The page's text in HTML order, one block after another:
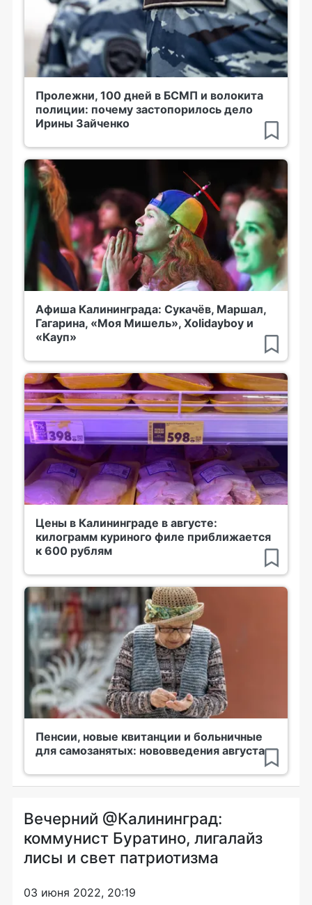
Пролежни, 100 дней в БСМП и волокита
полиции: почему застопорилось дело
Ирины Зайченко
Афиша Калининграда: Сукачёв, Маршал,
Гагарина, «Моя Мишель», Xolidayboy и
«Кауп»
Цены в Калининграде в августе:
килограмм куриного филе приближается
к 600 рублям
Пенсии, новые квитанции и больничные
для самозанятых: нововведения августа
Вечерний @Калининград:
коммунист Буратино, лигалайз
лисы и свет патриотизма
03 июня 2022, 20:19